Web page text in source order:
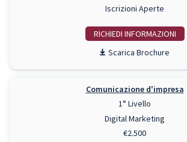
Iscrizioni Aperte
RICHIEDI INFO
Scarica Brochure
Comunicazione d'impresa
1° Livello
Digital Marketing
€2.500